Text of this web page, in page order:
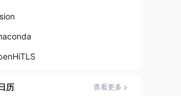
历 查看更多